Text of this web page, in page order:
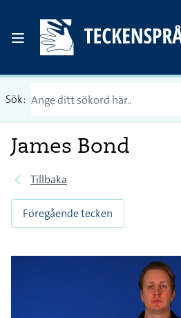
Sök:
James Bond
Tillbaka
Föregående tecken